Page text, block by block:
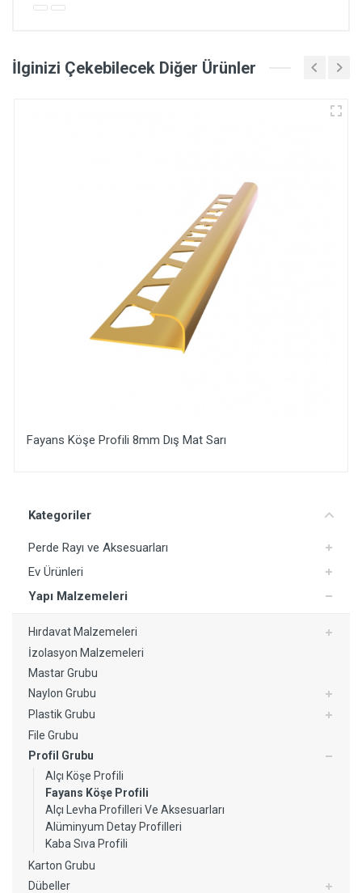
Kategoriler
Perde Rayı ve Aksesuarları
Ev Ürünleri
Yapı Malzemeleri
Hırdavat Malzemeleri
İzolasyon Malzemeleri
Mastar Grubu
Naylon Grubu
Plastik Grubu
File Grubu
Profil Grubu
Alçı Köşe Profili
Fayans Köşe Profili
Alçı Levha Profilleri Ve Aksesuarları
Alüminyum Detay Profilleri
Kaba Sıva Profili
Karton Grubu
Dübeller
İlginizi Çekebilecek Diğer Ürünler
Fayans Köşe Profili 8mm Dış Mat Sarı